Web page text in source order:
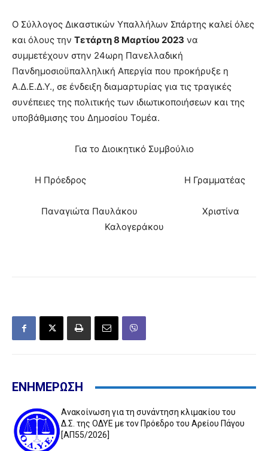
Ο Σύλλογος Δικαστικών Υπαλλήλων Σπάρτης καλεί όλες
και όλους την Τετάρτη 8 Μαρτίου 2023 να
συμμετέχουν στην 24ωρη Πανελλαδική
Πανδημοσιοϋπαλληλική Απεργία που προκήρυξε η
Α.Δ.Ε.Δ.Υ., σε ένδειξη διαμαρτυρίας για τις τραγικές
συνέπειες της πολιτικής των ιδιωτικοποιήσεων και της
υποβάθμισης του Δημοσίου Τομέα.
Για το Διοικητικό Συμβούλιο
Η Πρόεδρος Η Γραμματέας
Παναγιώτα Παυλάκου Χριστίνα
Καλογεράκου
ΕΝΗΜΕΡΩΣΗ
Ανακοίνωση για τη συνάντηση κλιμακίου του
Δ.Σ. της ΟΔΥΕ με τον Πρόεδρο του Αρείου Πάγου
[ΑΠ55/2026]